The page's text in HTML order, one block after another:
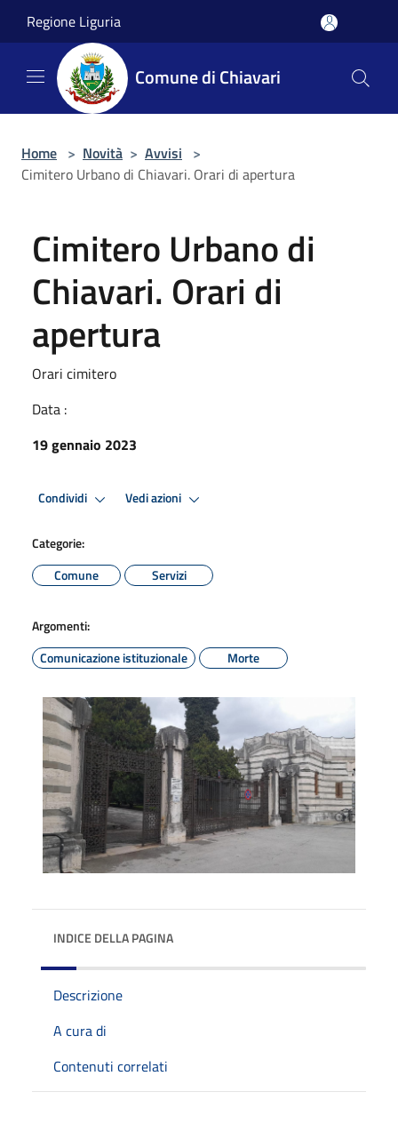
Regione Liguria
Comune di Chiavari
Home > Novità > Avvisi >
Cimitero Urbano di Chiavari. Orari di apertura
Cimitero Urbano di
Chiavari. Orari di
apertura
Orari cimitero
Data :
19 gennaio 2023
Condividi Vedi azioni
Categorie:
Comune
Servizi
Argomenti:
Comunicazione istituzionale
Morte
INDICE DELLA PAGINA
Descrizione
A cura di
Contenuti correlati